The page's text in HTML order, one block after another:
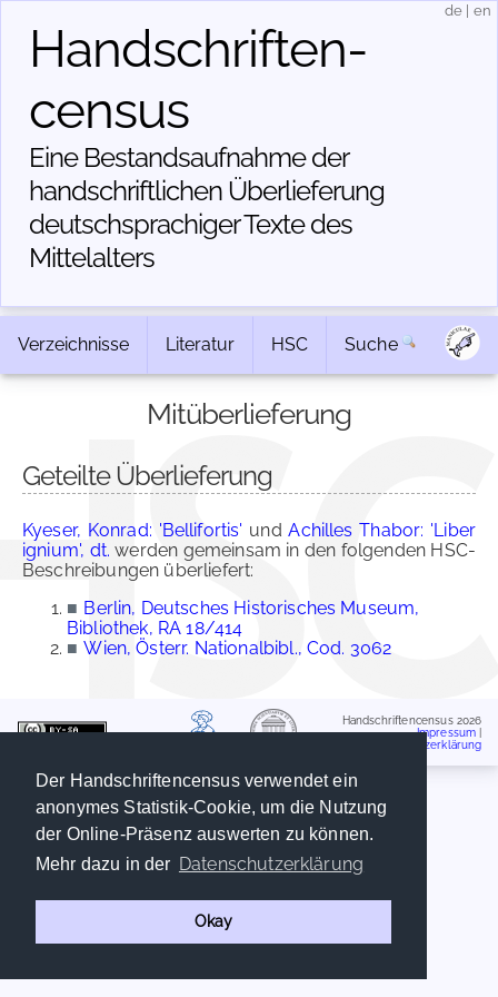
Der Handschriftencensus verwendet ein
anonymes Statistik-Cookie, um die Nutzung
der Online-Präsenz auswerten zu können.
Mehr dazu in der Datenschutzerklärung
Okay
Handschriften­
census
Eine Bestandsaufnahme der
handschriftlichen Über­lieferung
deutschsprachiger Texte des
Mittelalters
de en
Verzeichnisse Literatur HSC Suche
Mitüberlieferung
Geteilte Überlieferung
Kyeser, Konrad: 'Bellifortis' undAchilles Thabor: 'Liber
ignium', dt. werden gemeinsam in den folgenden HSC-
Beschreibungen überliefert:
■ Berlin, Deutsches Historisches Museum,
Bibliothek, RA 18/414
■ Wien, Österr. Nationalbibl., Cod. 3062
Handschriftencensus 2026
Impressum
Datenschutzerklärung